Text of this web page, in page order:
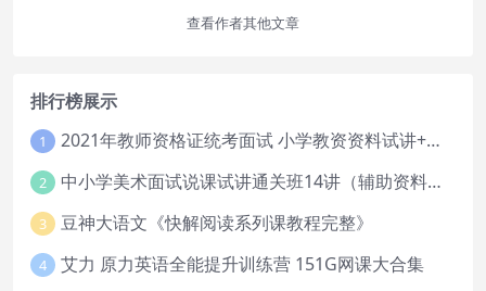
查看作者其他文章
排行榜展示
1 2021年教师资格证统考面试 小学教资资料试讲+答辩
2 中小学美术面试说课试讲通关班14讲（辅助资料第一套）
3 豆神大语文《快解阅读系列课教程完整》
4 艾力 原力英语全能提升训练营 151G网课大合集